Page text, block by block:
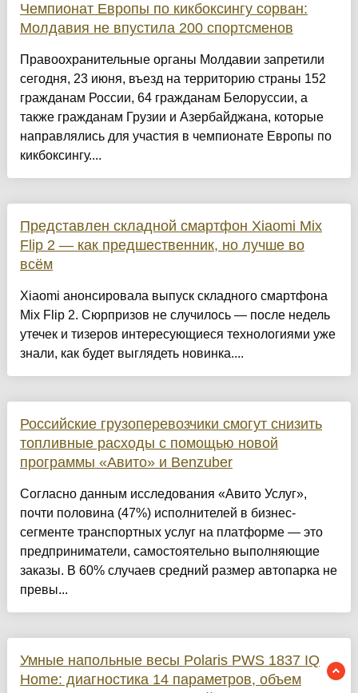
Чемпионат Европы по кикбоксингу сорван:
Молдавия не впустила 200 спортсменов
Правоохранительные органы Молдавии запретили
сегодня, 23 июня, въезд на территорию страны 152
гражданам России, 64 гражданам Белоруссии, а
также гражданам Грузии и Азербайджана, которые
направлялись для участия в чемпионате Европы по
кикбоксингу....
Представлен складной смартфон Xiaomi Mix
Flip 2 — как предшественник, но лучше во
всём
Xiaomi анонсировала выпуск складного смартфона
Mix Flip 2. Сюрпризов не случилось — после недель
утечек и тизеров интересующиеся технологиями уже
знали, как будет выглядеть новинка....
Российские грузоперевозчики смогут снизить
топливные расходы с помощью новой
программы «Авито» и Benzuber
Согласно данным исследования «Авито Услуг»,
почти половина (47%) исполнителей в бизнес-
сегменте транспортных услуг на платформе — это
предприниматели, самостоятельно выполняющие
заказы. В 60% случаев средний размер автопарка не
превы...
Умные напольные весы Polaris PWS 1837 IQ
Home: диагностика 14 параметров, объем